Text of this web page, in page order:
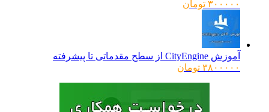
۳۰۰۰۰۰ تومان
آموزش CityEngine از سطح مقدماتی تا پیشرفته
۳۸۰۰۰۰۰ تومان